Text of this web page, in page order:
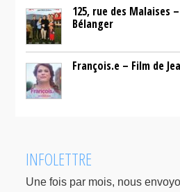
125, rue des Malaises
Bélanger
François.e – Film de
INFOLETTRE
Une fois par mois, nous